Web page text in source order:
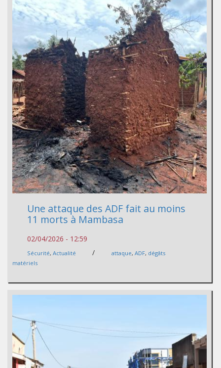
Une attaque des ADF fait au moins
11 morts à Mambasa
02/04/2026 - 12:59
Sécurité, Actualité / attaque, ADF, dégâts
matériels